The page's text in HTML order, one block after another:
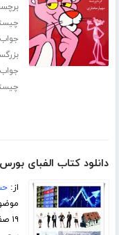
جواب
دانلود کتاب الفبای بورس
از:
۱۹ صفحه